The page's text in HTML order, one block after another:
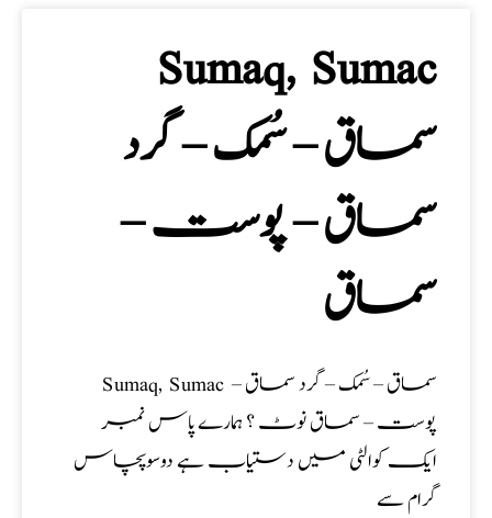
Sumaq, Sumac
سماق – سُمک – گرد
سماق – پوست –
سماق
Sumaq, Sumac سماق – سُمک – گرد سماق –
پوست – سماق نوٹ ؟ ہمارے پاس نمبر
ایک کوالٹی میں دستیاب ہے دوسوپچاس
گرام سے